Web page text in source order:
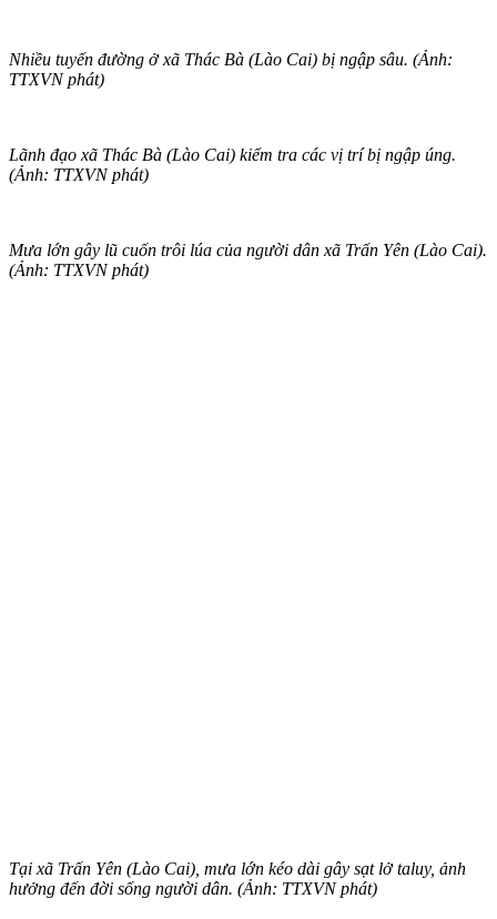
Nhiều tuyến đường ở xã Thác Bà (Lào Cai) bị ngập sâu. (Ảnh:
TTXVN phát)
Lãnh đạo xã Thác Bà (Lào Cai) kiểm tra các vị trí bị ngập úng.
(Ảnh: TTXVN phát)
Mưa lớn gây lũ cuốn trôi lúa của người dân xã Trấn Yên (Lào Cai).
(Ảnh: TTXVN phát)
Tại xã Trấn Yên (Lào Cai), mưa lớn kéo dài gây sạt lở taluy, ảnh
hưởng đến đời sống người dân. (Ảnh: TTXVN phát)